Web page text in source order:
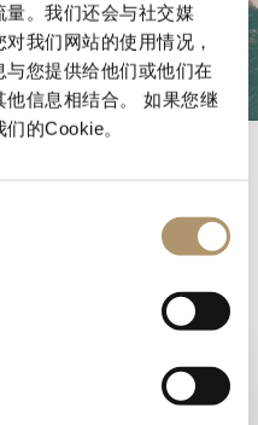
。我们还会与社交媒
我们网站的使用情况，
您提供给他们或他们在
信息相结合。 如果您继
的Cookie。
游艇功能性与美观性的
体现。 每一个细节都经过精
供绝对舒适和优雅的航行体